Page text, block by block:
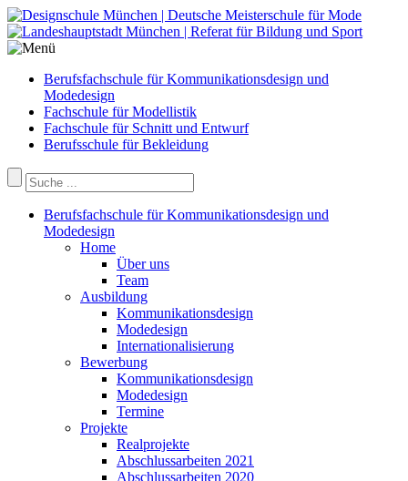
Berufsfachschule für Kommunikationsdesign und
Modedesign
Fachschule für Modellistik
Fachschule für Schnitt und Entwurf
Berufsschule für Bekleidung
Berufsfachschule für Kommunikationsdesign und
Modedesign
Home
Über uns
Team
Ausbildung
Kommunikationsdesign
Modedesign
Internationalisierung
Bewerbung
Kommunikationsdesign
Modedesign
Termine
Projekte
Realprojekte
Abschlussarbeiten 2021
Abschlussarbeiten 2020